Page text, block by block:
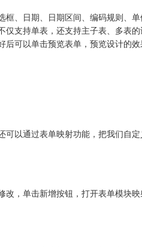
框、日期、日期区间、编码规则、
支持单表，还支持主子表、多表
后可以单击预览表单，预览设计的
以通过表单映射功能，把我们自
改，单击新增按钮，打开表单模块